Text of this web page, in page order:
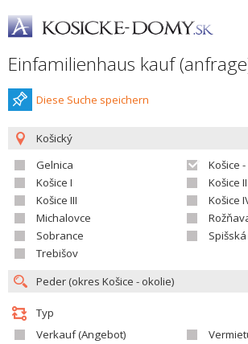
Einfamilienhaus kauf
Diese Suche speichern
Košický
Gelnica
Košice
Košice I
Košice II
Košice III
Košice
Michalovce
Sobrance
Trebišov
Typ
Verkauf (Angebot)